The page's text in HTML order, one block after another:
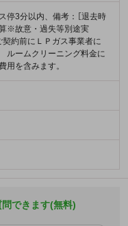
停3分以内、備考：［退去時
※故意・過失等別途実
約前にＬＰガス事業者に
ルームクリーニング料金に
用を含みます。
できます(無料)